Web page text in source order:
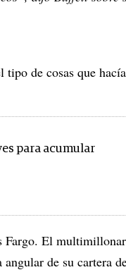
tipo de cosas que
para acumular
Fargo. El
de su cartera